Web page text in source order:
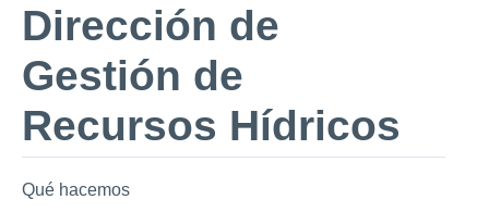
Dirección de
Gestión de
Recursos Hídricos
Qué hacemos